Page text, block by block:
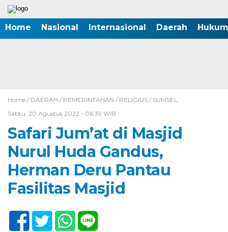
Home Nasional Internasional Daerah
Home / DAERAH / PEMERINTAHAN / RELIGIUS / SUMSEL
Sabtu, 20 Agustus 2022 - 06:39 WIB
Safari Jum’at di Masjid
Nurul Huda Gandus,
Herman Deru Pantau
Fasilitas Masjid